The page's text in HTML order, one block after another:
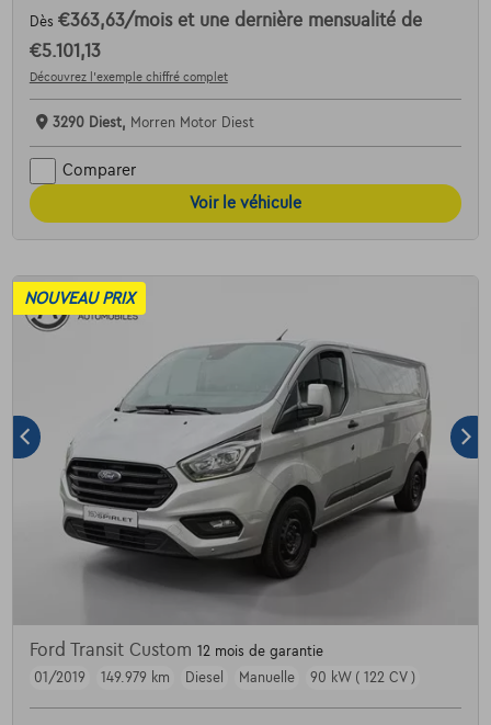
Dès €363,63/mois et une dernière mensualité de
€5.101,13
Découvrez l’exemple chiffré complet
3290 Diest, Morren Motor Diest
Comparer
Voir le véhicule
NOUVEAU PRIX
Ford Transit Custom 12 mois de garantie
01/2019
149.979 km Diesel Manuelle 90 kW ( 122 CV )